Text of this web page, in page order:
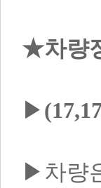
★차량
▶
▶차량